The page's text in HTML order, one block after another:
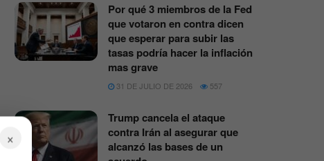
Por qué 3 miembros de la Fed
que votaron en contra dicen
que esperar para subir las
tasas podría hacer la inflación
mas grave
31 DE JULIO DE 2026 557
Trump cancela el ataque
contra Irán al asegurar que
alcanzó las bases de un
×